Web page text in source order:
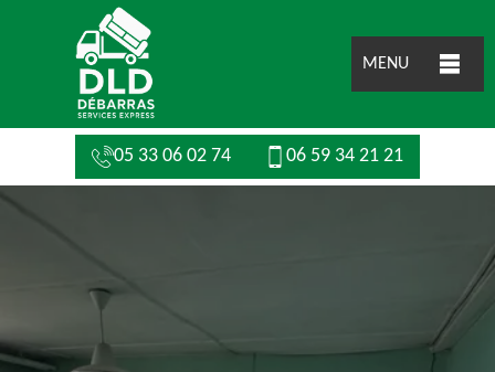
MENU
05 33 06 02 74 06 59 34 21 21